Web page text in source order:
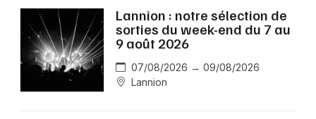
Lannion : notre sélection de
sorties du week-end du 7 au
9 août 2026
07/08/2026 → 09/08/2026
Lannion